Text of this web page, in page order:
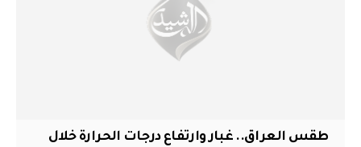
طقس العراق.. غبار وارتفاع درجات الحرارة خلال